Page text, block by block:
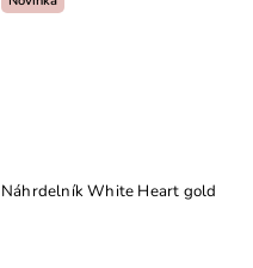
Náhrdelník White Heart gold